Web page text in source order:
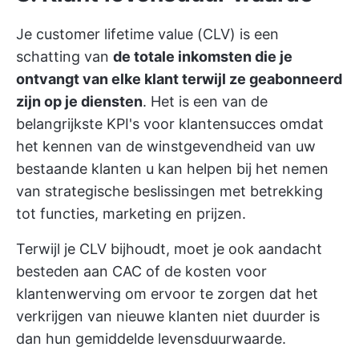
Je customer lifetime value (CLV) is een
schatting van de totale inkomsten die je
ontvangt van elke klant terwijl ze geabonneerd
zijn op je diensten. Het is een van de
belangrijkste KPI's voor klantensucces omdat
het kennen van de winstgevendheid van uw
bestaande klanten u kan helpen bij het nemen
van strategische beslissingen met betrekking
tot functies, marketing en prijzen.
Terwijl je CLV bijhoudt, moet je ook aandacht
besteden aan CAC of de kosten voor
klantenwerving om ervoor te zorgen dat het
verkrijgen van nieuwe klanten niet duurder is
dan hun gemiddelde levensduurwaarde.